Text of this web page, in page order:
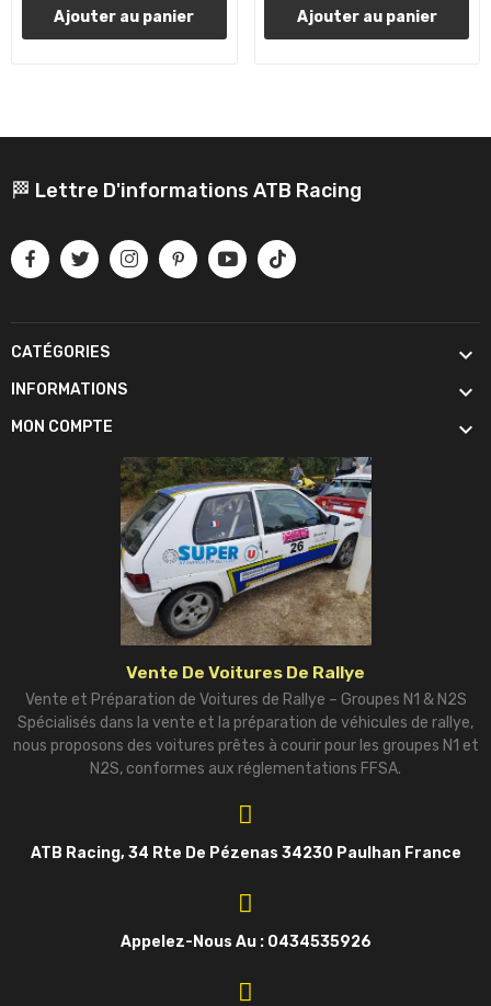
Ajouter au panier Ajouter au panier
🏁 Lettre D'informations ATB Racing
CATÉGORIES 
INFORMATIONS 
MON COMPTE 
Vente De Voitures De Rallye
Vente et Préparation de Voitures de Rallye – Groupes N1 & N2S
Spécialisés dans la vente et la préparation de véhicules de rallye,
nous proposons des voitures prêtes à courir pour les groupes N1 et
N2S, conformes aux réglementations FFSA.
ATB Racing, 34 Rte De Pézenas 34230 Paulhan France
Appelez-Nous Au : 0434535926